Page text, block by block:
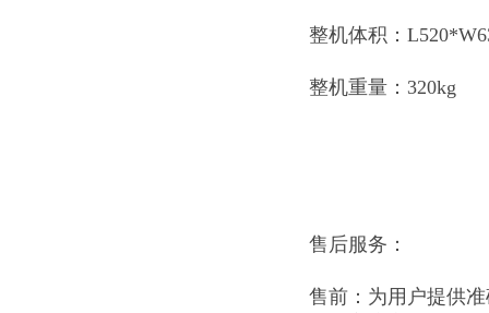
整机体积：
整机重量：320kg
售后服务：
售前：为用户提供